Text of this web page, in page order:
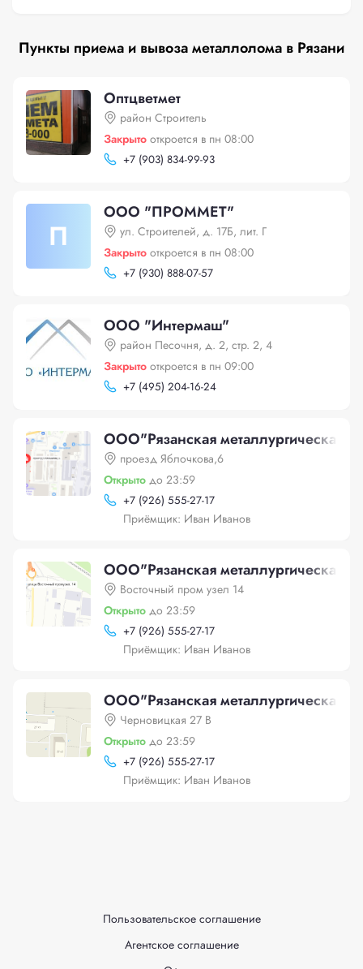
Пункты приема и вывоза металлолома в Рязани
Оптцветмет
район Строитель
Закрыто откроется в пн 08:00
+7 (903) 834-99-93
П
ООО "ПРОММЕТ"
ул. Строителей, д. 17Б, лит. Г
Закрыто откроется в пн 08:00
+7 (930) 888-07-57
ООО "Интермаш"
район Песочня, д. 2, стр. 2, 4
Закрыто откроется в пн 09:00
+7 (495) 204-16-24
ООО"Рязанская металлургическая
проезд Яблочкова,6
Открыто до 23:59
+7 (926) 555-27-17
Приёмщик: Иван Иванов
ООО"Рязанская металлургическая
Восточный пром узел 14
Открыто до 23:59
+7 (926) 555-27-17
Приёмщик: Иван Иванов
ООО"Рязанская металлургическая
Черновицкая 27 В
Открыто до 23:59
+7 (926) 555-27-17
Приёмщик: Иван Иванов
Пользовательское соглашение
Агентское соглашение